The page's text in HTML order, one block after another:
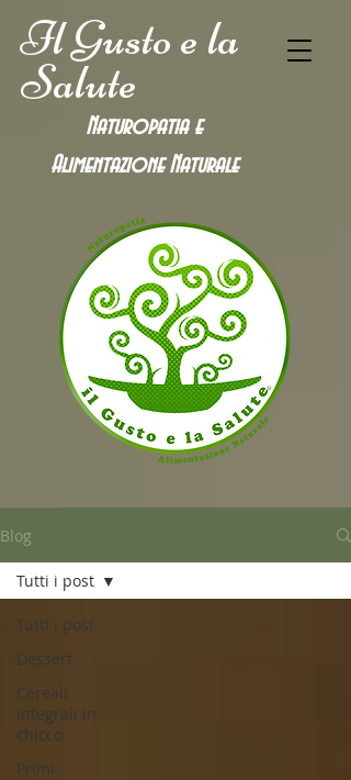
Il Gusto e la
Salute
Naturopatia e
Alimentazione Naturale
Blog
Tutti i post
Dessert
Cereali
integrali in
chicco
Primi
Tutti i post